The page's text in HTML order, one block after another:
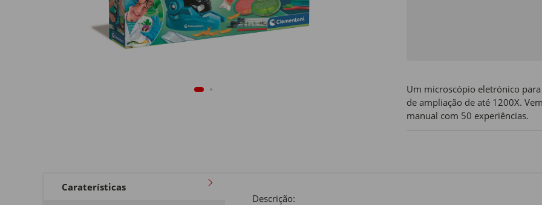
Um microscópio eletrónico
de ampliação de até 1200X.
manual com 50 experiências.
Caraterísticas
Descrição: